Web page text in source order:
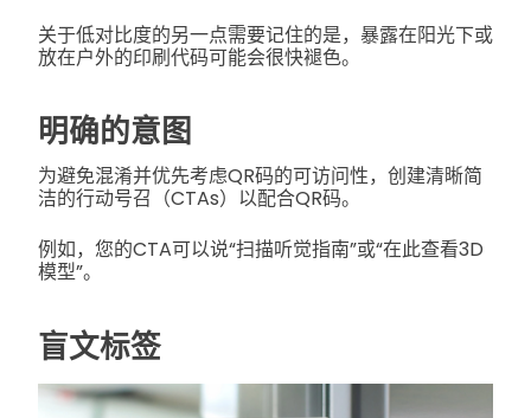
关于低对比度的另一点需要记住的是，暴露在阳光下或
放在户外的印刷代码可能会很快褪色。
明确的意图
为避免混淆并优先考虑QR码的可访问性，创建清晰简
洁的行动号召（CTAs）以配合QR码。
例如，您的CTA可以说“扫描听觉指南”或“在此查看3D
模型”。
盲文标签